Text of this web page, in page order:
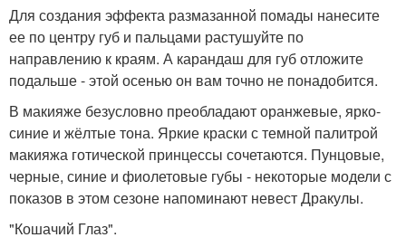
Для создания эффекта размазанной помады нанесите
ее по центру губ и пальцами растушуйте по
направлению к краям. А карандаш для губ отложите
подальше - этой осенью он вам точно не понадобится.
В макияже безусловно преобладают оранжевые, ярко-
синие и жёлтые тона. Яркие краски с темной палитрой
макияжа готической принцессы сочетаются. Пунцовые,
черные, синие и фиолетовые губы - некоторые модели с
показов в этом сезоне напоминают невест Дракулы.
"Кошачий Глаз".